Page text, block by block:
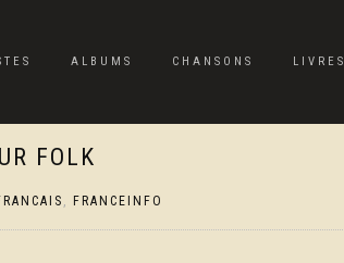
ALBUMS CHANSONS LIVRES
FOLK
, FRANCEINFO